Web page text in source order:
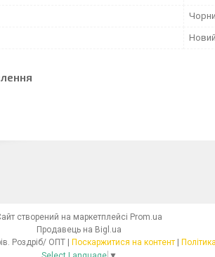
Новий
створений на маркетплейсі Prom.ua
Продавець на Bigl.ua
Поскаржитися на контент